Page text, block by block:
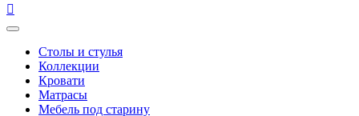

Столы и стулья
Коллекции
Кровати
Матрасы
Мебель под старину